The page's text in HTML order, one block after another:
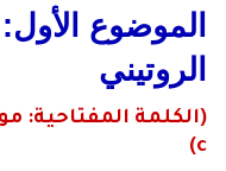
الروتيني
c)